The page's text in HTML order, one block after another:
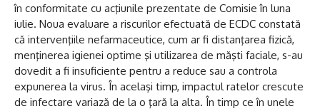
în conformitate cu acţiunile prezentate de Comisie în luna
iulie. Noua evaluare a riscurilor efectuată de ECDC constată
că intervenţiile nefarmaceutice, cum ar fi distanţarea fizică,
menţinerea igienei optime şi utilizarea de măşti faciale, s-au
dovedit a fi insuficiente pentru a reduce sau a controla
expunerea la virus. În acelaşi timp, impactul ratelor crescute
de infectare variază de la o ţară la alta. În timp ce în unele